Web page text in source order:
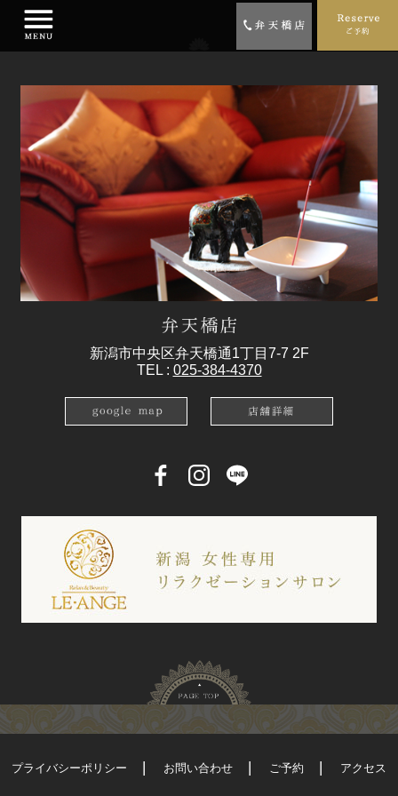
新潟市中央区弁天橋通1丁目7-7 2F
TEL : 025-384-4370
プライバシーポリシー お問い合わせ ご予約 アクセス